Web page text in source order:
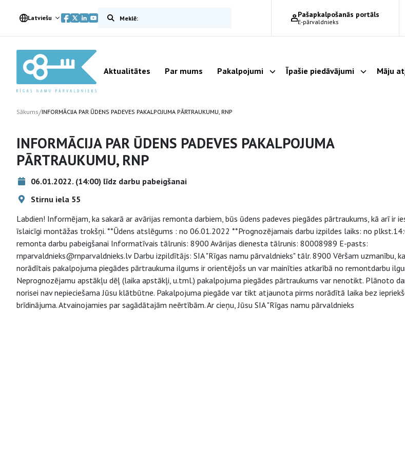
Latviešu Meklēt vietnē Pašapkalpošanās portāls
E-pārvaldnieks
Aktualitātes Par mums Pakalpojumi Parādīt apakšizvēlni
Īpašie piedāvājumi Parādīt
Māju
Sākums/INFORMĀCIJA PAR ŪDENS PADEVES PAKALPOJUMA PĀRTRAUKUMU, RNP
INFORMĀCIJA PAR ŪDENS PADEVES PAKALPOJUMA
PĀRTRAUKUMU, RNP
06.01.2022. (14:00) līdz darbu pabeigšanai
Stirnu iela 55
Labdien! Informējam, ka sakarā ar avārijas remonta darbiem, būs ūdens padeves piegādes pārtraukums, kā arī ir
īslaicīgi montāžas trokšņi. **Ūdens atslēgums : no 06.01.2022 **Prognozējamais darbu izpildes laiks: no
remonta darbu pabeigšanai Informatīvais tālrunis: 8900 Avārijas dienesta tālrunis: 80008989 E-pasts:
rnparvaldnieks@rnparvaldnieks.lv Darbu izpildītājs: SIA "Rīgas namu pārvaldnieks" tālr. 8900 Vēršam uzmanību, ka
norādītais pakalpojuma piegādes pārtraukuma ilgums ir orientējošs un var mainīties atkarībā no remontdarbu
Neprognozējamu apstākļu dēļ (laika apstākļi, u.tml.) pakalpojuma piegādes pārtraukums var nenotikt. Plānoto
norisei nav nepieciešama Jūsu klātbūtne. Pakalpojuma piegāde var tikt atjaunota pirms norādītā laika bez
brīdinājuma. Atvainojamies par sagādātajām neērtībām. Ar cieņu, Jūsu SIA "Rīgas namu pārvaldnieks